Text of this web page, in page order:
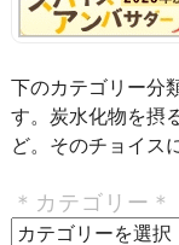
下のカテゴリー分
す。炭水化物を摂
ど。そのチョイス
＊カテゴリー＊
＊